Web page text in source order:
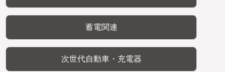
蓄電関連
次世代自動車・充電器